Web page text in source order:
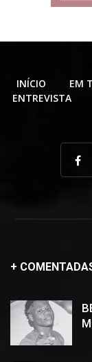
INÍCIO EM
ENTREVISTA
+